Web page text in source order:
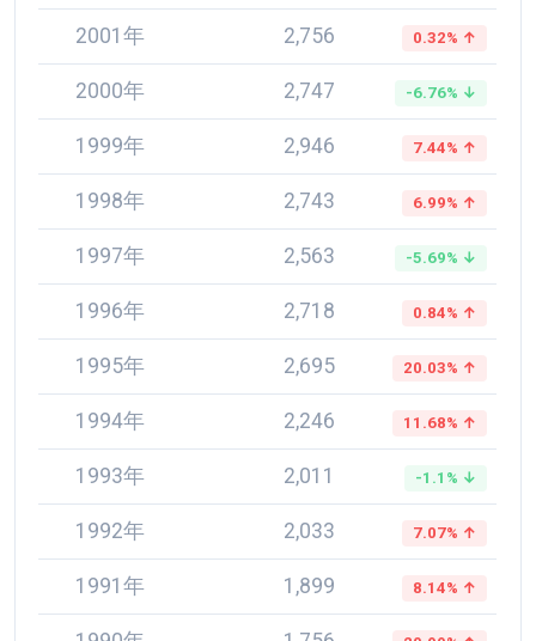
2001年 2,756 0.32% ↑
2000年 2,747 -6.76% ↓
1999年 2,946 7.44% ↑
1998年 2,743 6.99% ↑
1997年 2,563 -5.69% ↓
1996年 2,718 0.84% ↑
1995年 2,695 20.03% ↑
1994年 2,246 11.68% ↑
1993年 2,011 -1.1% ↓
1992年 2,033 7.07% ↑
1991年 1,899 8.14% ↑